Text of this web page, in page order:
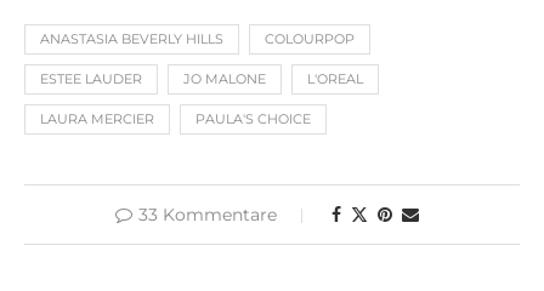
ANASTASIA BEVERLY HILLS COLOURPOP
ESTEE LAUDER JO MALONE L'OREAL
LAURA MERCIER PAULA'S CHOICE
33 Kommentare